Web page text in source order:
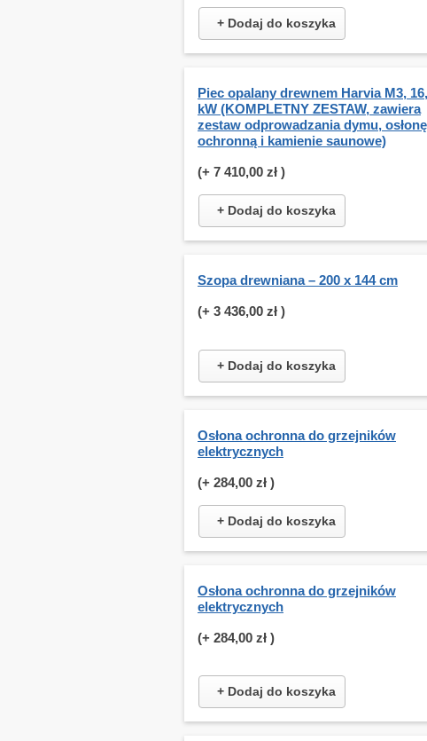
+ Dodaj do koszyka
Piec opalany drewnem Harvia M3,
kW (KOMPLETNY ZESTAW, zawiera
zestaw odprowadzania dymu, osłonę
ochronną i kamienie saunowe)
(+ 7 410,00 zł )
+ Dodaj do koszyka
Szopa drewniana – 200 x 144 cm
(+ 3 436,00 zł )
+ Dodaj do koszyka
Osłona ochronna do grzejników
elektrycznych
(+ 284,00 zł )
+ Dodaj do koszyka
Osłona ochronna do grzejników
elektrycznych
(+ 284,00 zł )
+ Dodaj do koszyka